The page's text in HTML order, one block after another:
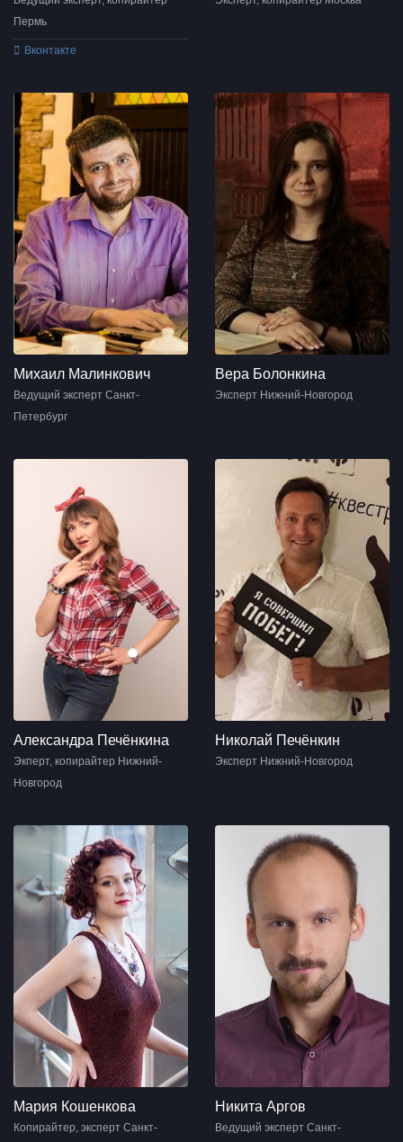
Пермь
Вконтакте
Михаил Малинкович
Ведущий эксперт Санкт-
Петербург
Вера Болонкина
Эксперт Нижний-Новгород
Александра Печёнкина
Экперт, копирайтер Нижний-
Новгород
Николай Печёнкин
Эксперт Нижний-Новгород
Мария Кошенкова
Копирайтер, эксперт Санкт-
Никита Аргов
Ведущий эксперт Санкт-